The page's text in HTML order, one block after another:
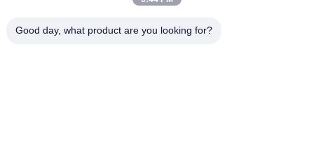
Good day, what product are you looking for?